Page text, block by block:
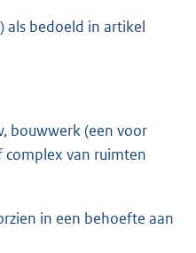
als bedoeld in artikel
bouwwerk (een voor
van ruimten
in een behoefte aan